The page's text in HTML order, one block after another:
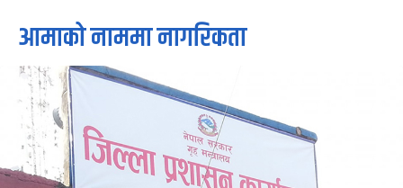
आमाको नाममा नागरिकता